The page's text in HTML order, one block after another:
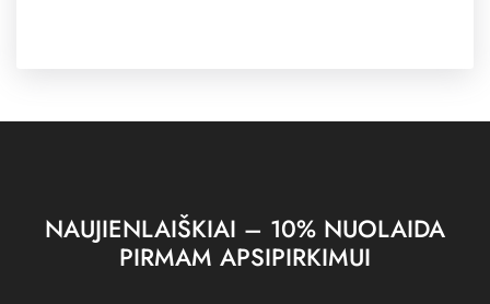
NAUJIENLAIŠKIAI – 10% NUOLAIDA
PIRMAM APSIPIRKIMUI